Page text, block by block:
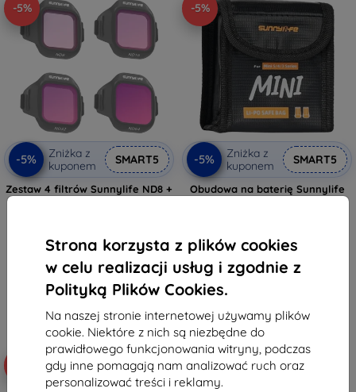
Strona korzysta z plików cookies
w celu realizacji usług i zgodnie z
Polityką Plików Cookies.
Na naszej stronie internetowej używamy plików
cookie. Niektóre z nich są niezbędne do
prawidłowego funkcjonowania witryny, podczas
gdy inne pomagają nam analizować ruch oraz
personalizować treści i reklamy.
-5%
-5%
Zniżka z
kuponem
SMART5
Zestaw 4 filtrów Sunnylife ND8 +
ND16 + ND32 + ND64 do MINI 5
85,41 zł
Na stanie: > 5 szt.
-5%
-5%
Zniżka z
kuponem
SMART5
Obudowa na baterię Sunnylife
Mini 5 Pro (na 2 baterie)
36,96 zł
-5%